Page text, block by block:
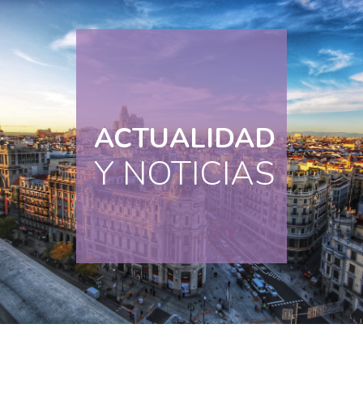
Y NOTICIAS
ACTUALIDAD